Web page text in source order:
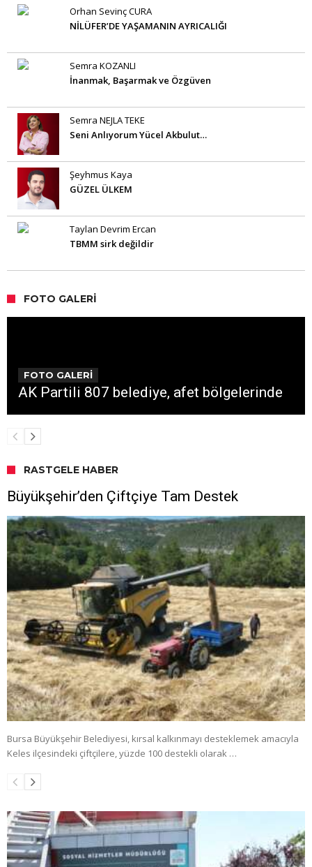
Orhan Sevinç CURA
NİLÜFER’DE YAŞAMANIN AYRICALIĞI
Semra KOZANLI
İnanmak, Başarmak ve Özgüven
Semra NEJLA TEKE
Seni Anlıyorum Yücel Akbulut…
Şeyhmus Kaya
GÜZEL ÜLKEM
Taylan Devrim Ercan
TBMM sirk değildir
FOTO GALERI
FOTO GALERİ
AK Partili 807 belediye, afet bölgelerinde
RASTGELE HABER
Büyükşehir’den Çiftçiye Tam Destek
Bursa Büyükşehir Belediyesi, kırsal kalkınmayı desteklemek amacıyla
Keles ilçesindeki çiftçilere, yüzde 100 destekli olarak …